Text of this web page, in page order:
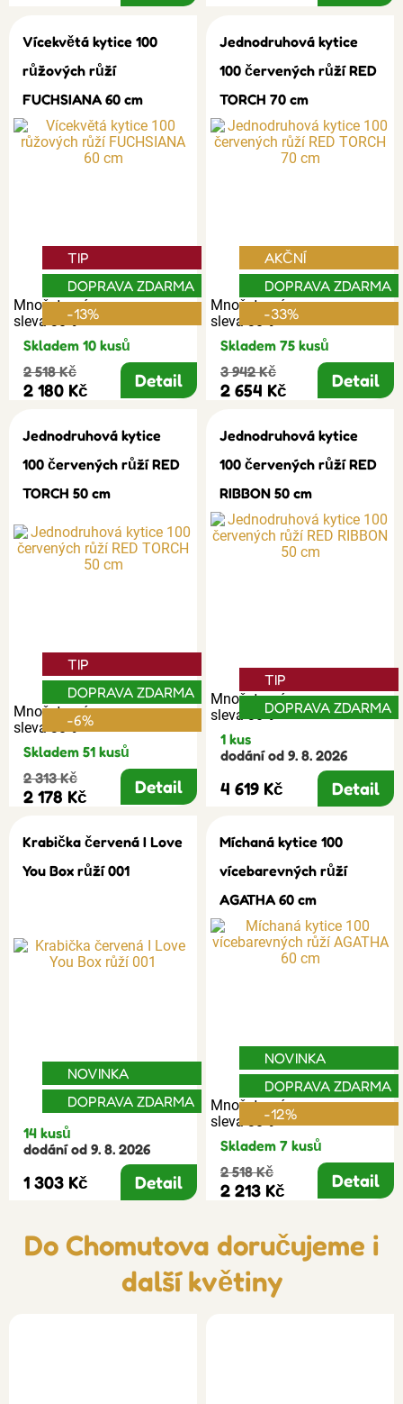
Vícekvětá kytice 100
růžových růží
FUCHSIANA 60 cm
Množstevní
sleva 30%
TIP
DOPRAVA ZDARMA
-13%
Skladem 10 kusů
2 518 Kč
2 180 Kč Detail
Jednodruhová kytice
100 červených růží RED
TORCH 70 cm
Množstevní
sleva 30%
AKČNÍ
DOPRAVA ZDARMA
-33%
Skladem 75 kusů
3 942 Kč
2 654 Kč Detail
Jednodruhová kytice
100 červených růží RED
TORCH 50 cm
Množstevní
sleva 30%
TIP
DOPRAVA ZDARMA
-6%
Skladem 51 kusů
2 313 Kč
2 178 Kč Detail
Jednodruhová kytice
100 červených růží RED
RIBBON 50 cm
Množstevní
sleva 30%
TIP
DOPRAVA ZDARMA
1 kus
dodání od 9. 8. 2026
4 619 Kč Detail
Krabička červená I Love
You Box růží 001
NOVINKA
DOPRAVA ZDARMA
14 kusů
dodání od 9. 8. 2026
1 303 Kč Detail
Míchaná kytice 100
vícebarevných růží
AGATHA 60 cm
Množstevní
sleva 30%
NOVINKA
DOPRAVA ZDARMA
-12%
Skladem 7 kusů
2 518 Kč
2 213 Kč Detail
Do Chomutova doručujeme i
další květiny